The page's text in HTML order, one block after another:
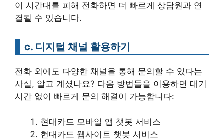
이 시간대를 피해 전화하면 더 빠르게 상담원과 연
결될 수 있습니다.
c. 디지털 채널 활용하기
전화 외에도 다양한 채널을 통해 문의할 수 있다는
사실, 알고 계셨나요? 다음 방법들을 이용하면 대기
시간 없이 빠르게 문의 해결이 가능합니다:
현대카드 모바일 앱 챗봇 서비스
현대카드 웹사이트 챗봇 서비스